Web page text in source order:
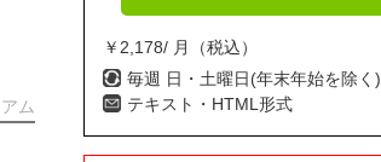
ム
￥2,178/ 月（税込）
毎週 日・土曜日(年末年始を除く)
テキスト・HTML形式